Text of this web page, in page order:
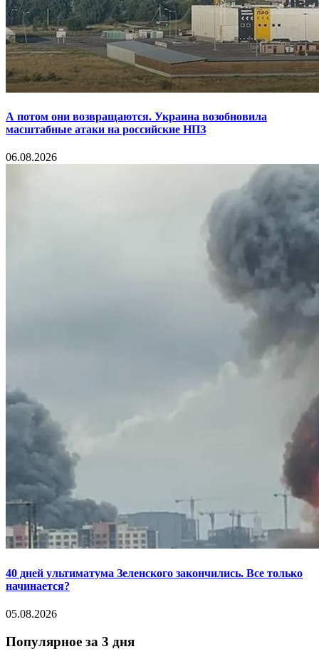
А потом они возвращаются. Украина возобновила
масштабные атаки на российские НПЗ
06.08.2026
40 дней ультиматума Зеленского закончились. Все только
начинается?
05.08.2026
Популярное за 3 дня